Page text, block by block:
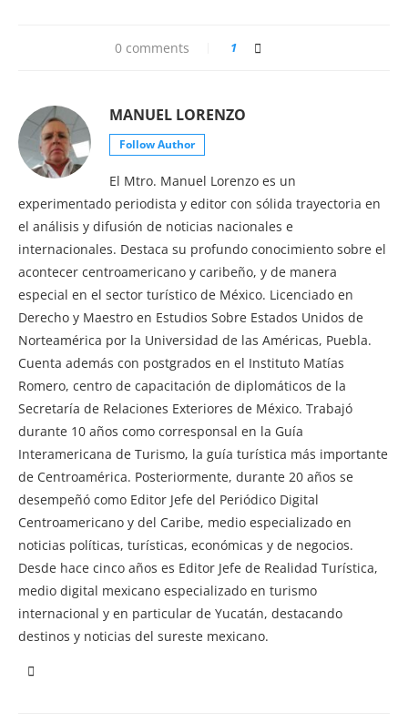
0 comments 1
MANUEL LORENZO
Follow Author
El Mtro. Manuel Lorenzo es un
experimentado periodista y editor con sólida trayectoria en
el análisis y difusión de noticias nacionales e
internacionales. Destaca su profundo conocimiento sobre el
acontecer centroamericano y caribeño, y de manera
especial en el sector turístico de México. Licenciado en
Derecho y Maestro en Estudios Sobre Estados Unidos de
Norteamérica por la Universidad de las Américas, Puebla.
Cuenta además con postgrados en el Instituto Matías
Romero, centro de capacitación de diplomáticos de la
Secretaría de Relaciones Exteriores de México. Trabajó
durante 10 años como corresponsal en la Guía
Interamericana de Turismo, la guía turística más importante
de Centroamérica. Posteriormente, durante 20 años se
desempeñó como Editor Jefe del Periódico Digital
Centroamericano y del Caribe, medio especializado en
noticias políticas, turísticas, económicas y de negocios.
Desde hace cinco años es Editor Jefe de Realidad Turística,
medio digital mexicano especializado en turismo
internacional y en particular de Yucatán, destacando
destinos y noticias del sureste mexicano.